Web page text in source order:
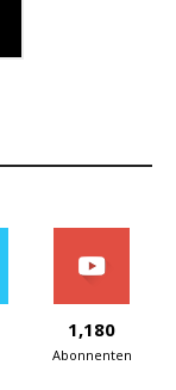
1,180
Abonnenten